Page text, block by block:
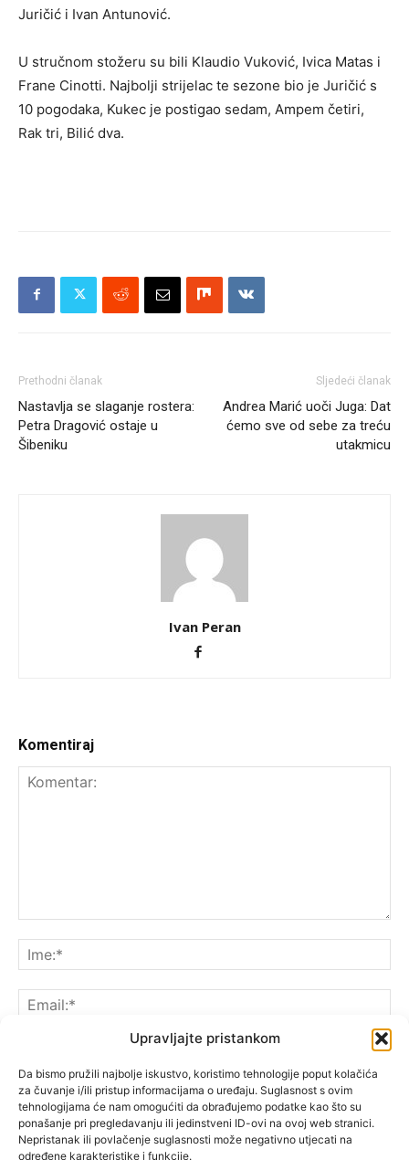
Upravljajte pristankom
Da bismo pružili najbolje iskustvo, koristimo tehnologije poput kolačića
za čuvanje i/ili pristup informacijama o uređaju. Suglasnost s ovim
tehnologijama će nam omogućiti da obrađujemo podatke kao što su
ponašanje pri pregledavanju ili jedinstveni ID-ovi na ovoj web stranici.
Nepristanak ili povlačenje suglasnosti može negativno utjecati na
određene karakteristike i funkcije.
Juričić i Ivan Antunović.
U stručnom stožeru su bili Klaudio Vuković, Ivica Matas i
Frane Cinotti. Najbolji strijelac te sezone bio je Juričić s
10 pogodaka, Kukec je postigao sedam, Ampem četiri,
Rak tri, Bilić dva.
Prethodni članak
Nastavlja se slaganje rostera:
Petra Dragović ostaje u
Šibeniku
Sljedeći članak
Andrea Marić uoči Juga: Dat
ćemo sve od sebe za treću
utakmicu
Ivan Peran
Komentiraj
Spremite moje ime, e-poštu i web-lokaciju u ovom
pregledniku sljedeći put kada komentarirate.